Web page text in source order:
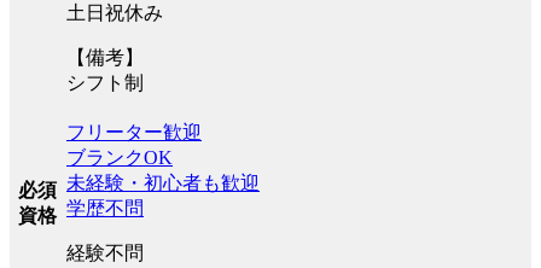
土日祝休み
【備考】
シフト制
必須
資格
フリーター歓迎
ブランクOK
未経験・初心者も歓迎
学歴不問
経験不問